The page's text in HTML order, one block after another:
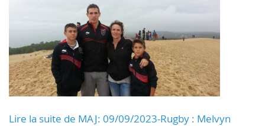
Lire la suite de MAJ: 09/09/2023-Rugby : Melvyn